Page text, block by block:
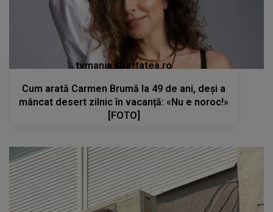
tvmania.libertatea.ro
Cum arată Carmen Brumă la 49 de ani, deși a
mâncat desert zilnic în vacanță: «Nu e noroc!»
[FOTO]